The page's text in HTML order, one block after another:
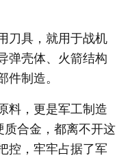
刀具，就用于战机
弹壳体、火箭结构
件制造。
料，更是军工制造
质合金，都离不开这
控，牢牢占据了军